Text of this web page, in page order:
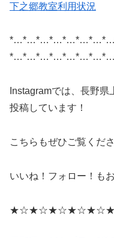
下之郷教室利用状況
Instagramでは、長野
投稿しています！
こちらもぜひご覧くだ
いいね！フォロー！も